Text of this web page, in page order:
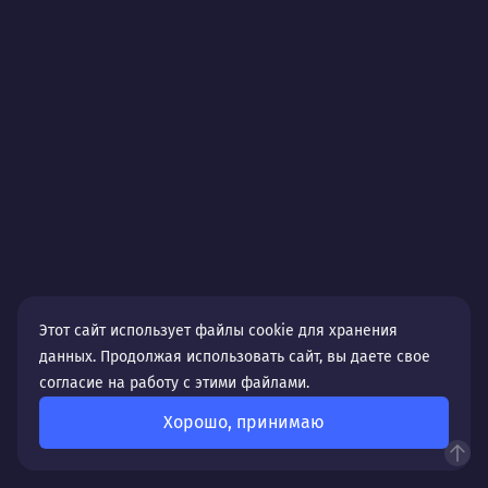
расширение вашего бизнеса в сети. Так, мы
работаем сразу в трёх направлениях:
Разрабатываем сайт, создавая адаптивный и
технологичный фундамент с упором на скорость
работы, удобство управления и использования
посетителями;
Этот сайт использует файлы cookie для хранения
данных. Продолжая использовать сайт, вы даете свое
согласие на работу с этими файлами.
Хорошо, принимаю